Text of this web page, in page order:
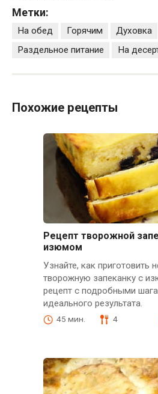
Метки:
На обед Горячим Духовка
Раздельное питание
На
Похожие рецепты
Рецепт творожной
изюмом
Узнайте, как приготовить
творожную запеканку с
рецепт с подробными
идеального результата.
45 мин. 4